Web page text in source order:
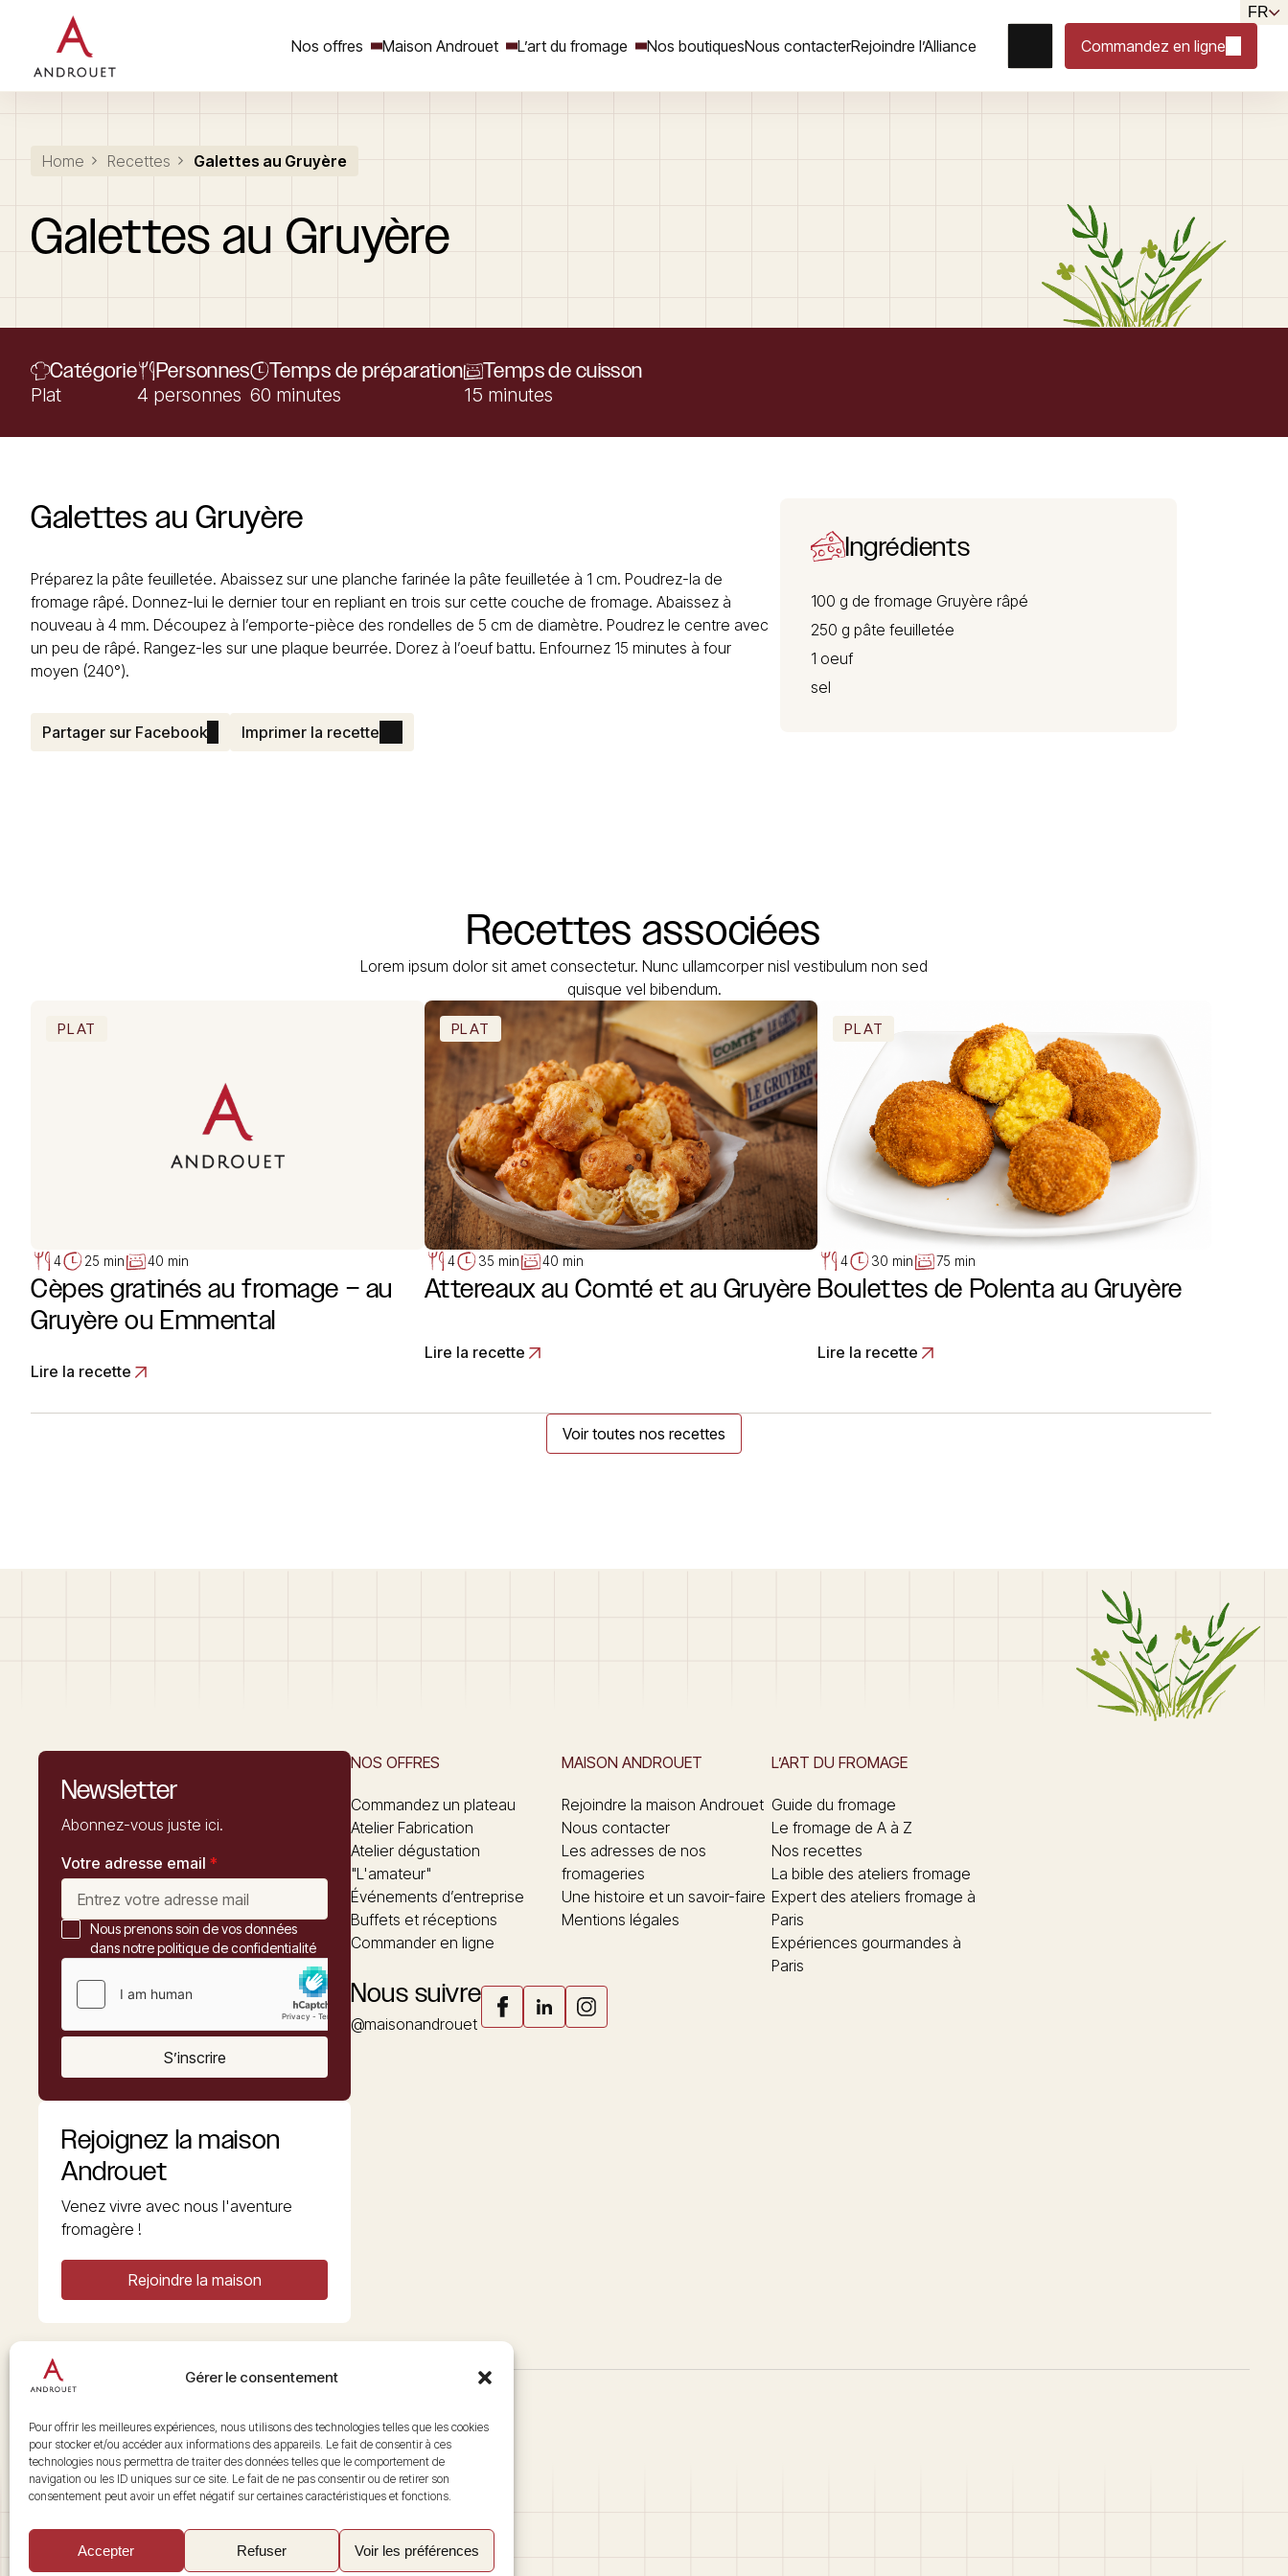
Gérer le consentement
Pour offrir les meilleures expériences, nous utilisons des technologies telles que les cookies
pour stocker et/ou accéder aux informations des appareils. Le fait de consentir à ces
technologies nous permettra de traiter des données telles que le comportement de
navigation ou les ID uniques sur ce site. Le fait de ne pas consentir ou de retirer son
consentement peut avoir un effet négatif sur certaines caractéristiques et fonctions.
Accepter Refuser Voir les préférences
Nos offres Maison Androuet L’art du fromage Nos boutiquesNous contacterRejoindre l’Alliance Commandez en ligne
FR
Rechercher un mot clé
Home Recettes Galettes au Gruyère
Galettes au Gruyère
Catégorie
Plat
Personnes
4 personnes
Temps de préparation
60 minutes
Temps de cuisson
15 minutes
Galettes au Gruyère
Préparez la pâte feuilletée. Abaissez sur une planche farinée la pâte feuilletée à 1 cm. Poudrez-la de
fromage râpé. Donnez-lui le dernier tour en repliant en trois sur cette couche de fromage. Abaissez à
nouveau à 4 mm. Découpez à l’emporte-pièce des rondelles de 5 cm de diamètre. Poudrez le centre avec
un peu de râpé. Rangez-les sur une plaque beurrée. Dorez à l’oeuf battu. Enfournez 15 minutes à four
moyen (240°).
Partager sur Facebook Imprimer la recette
Ingrédients
100 g de fromage Gruyère râpé
250 g pâte feuilletée
1 oeuf
sel
Recettes associées
Lorem ipsum dolor sit amet consectetur. Nunc ullamcorper nisl vestibulum non sed
quisque vel bibendum.
PLAT
4 25 min 40 min
Cèpes gratinés au fromage – au
Gruyère ou Emmental
Lire la recette
PLAT
4 35 min 40 min
Attereaux au Comté et au Gruyère
Lire la recette
PLAT
4 30 min 75 min
Boulettes de Polenta au Gruyère
Lire la recette
Voir toutes nos recettes
Newsletter
Abonnez-vous juste ici.
Votre adresse email *
Nous prenons soin de vos données
dans notre politique de confidentialité
S’inscrire
Rejoignez la maison
Androuet
Venez vivre avec nous l'aventure
fromagère !
Rejoindre la maison
NOS OFFRES
Commandez un plateau
Atelier Fabrication
Atelier dégustation
"L'amateur"
Événements d’entreprise
Buffets et réceptions
Commander en ligne
MAISON ANDROUET
Rejoindre la maison Androuet
Nous contacter
Les adresses de nos
fromageries
Une histoire et un savoir-faire
Mentions légales
L’ART DU FROMAGE
Guide du fromage
Le fromage de A à Z
Nos recettes
La bible des ateliers fromage
Expert des ateliers fromage à
Paris
Expériences gourmandes à
Paris
Nous suivre
@maisonandrouet